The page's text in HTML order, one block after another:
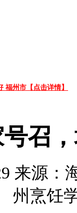
市【点击详情】
召
来源
州烹饪